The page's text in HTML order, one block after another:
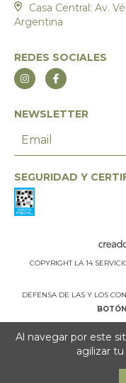
Al navegar por este
agilizar
Casa Central: Av.
Argentina
REDES SOCIALES
NEWSLETTER
SEGURIDAD Y
COPYRIGHT LA 14
DEFENSA DE LAS Y LOS